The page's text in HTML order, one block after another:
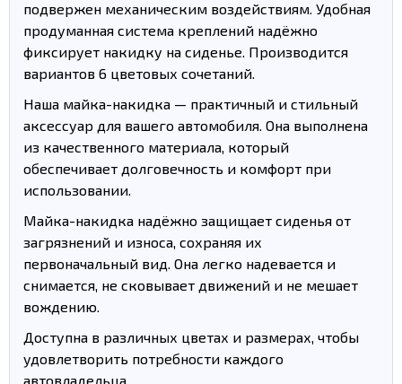
подвержен механическим воздействиям. Удобная
продуманная система креплений надёжно
фиксирует накидку на сиденье. Производится
вариантов 6 цветовых сочетаний.
Наша майка-накидка — практичный и стильный
аксессуар для вашего автомобиля. Она выполнена
из качественного материала, который
обеспечивает долговечность и комфорт при
использовании.
Майка-накидка надёжно защищает сиденья от
загрязнений и износа, сохраняя их
первоначальный вид. Она легко надевается и
снимается, не сковывает движений и не мешает
вождению.
Доступна в различных цветах и размерах, чтобы
удовлетворить потребности каждого
автовладельца.